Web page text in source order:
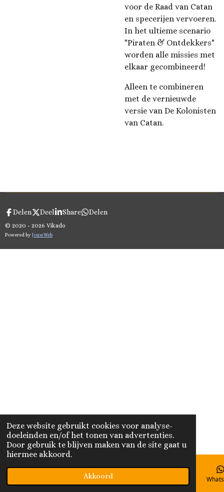
Deze website gebruikt cookies voor analyse-
doeleinden en/of het tonen van advertenties.
Door gebruik te blijven maken van de site gaat u
hiermee akkoord.
Akkoord
voor de Raad van Catan
en specerijen vervoeren.
In het ultieme scenario
"Piraten & Ontdekkers"
worden alle missies met
elkaar gecombineerd!
Alleen te combineren
met de vernieuwde
versie van De Kolonisten
van Catan.
Delen Deel Share Delen
© 2020 - 2026 Vikado
Powered byJouwWeb
Telefoonnummer